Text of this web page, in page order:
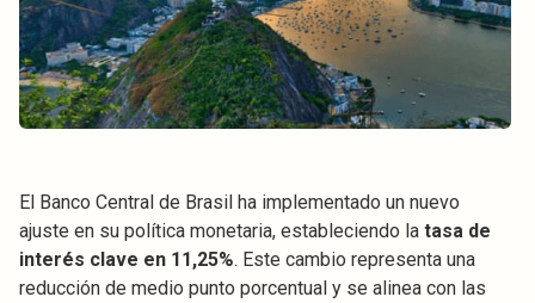
El Banco Central de Brasil ha implementado un nuevo
ajuste en su política monetaria, estableciendo la tasa de
interés clave en 11,25%. Este cambio representa una
reducción de medio punto porcentual y se alinea con las